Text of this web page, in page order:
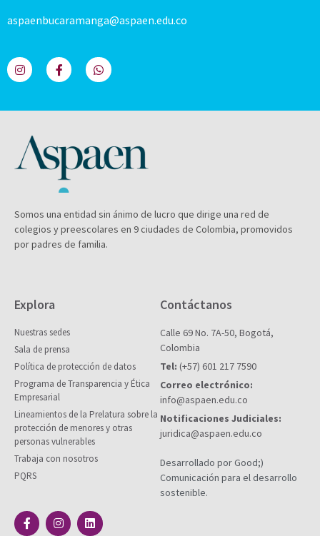
aspaenbucaramanga@aspaen.edu.co
Somos una entidad sin ánimo de lucro que dirige una red de
colegios y preescolares en 9 ciudades de Colombia, promovidos
por padres de familia.
Explora
Nuestras sedes
Sala de prensa
Política de protección de datos
Programa de Transparencia y Ética
Empresarial
Lineamientos de la Prelatura sobre la
protección de menores y otras
personas vulnerables
Trabaja con nosotros
PQRS
Contáctanos
Calle 69 No. 7A-50, Bogotá,
Colombia
Tel: (+57) 601 217 7590
Correo electrónico:
info@aspaen.edu.co
Notificaciones Judiciales:
juridica@aspaen.edu.co
Desarrollado por Good;)
Comunicación para el desarrollo
sostenible.